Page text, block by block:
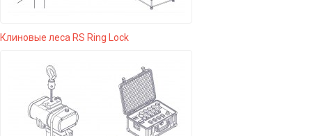
Клиновые леса RS Ring Lock